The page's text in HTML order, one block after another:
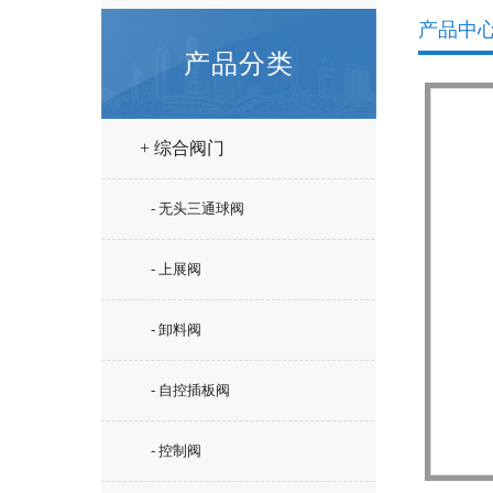
产品分类
+ 综合阀门
- 无头三通球阀
- 上展阀
- 卸料阀
- 自控插板阀
- 控制阀
产品中